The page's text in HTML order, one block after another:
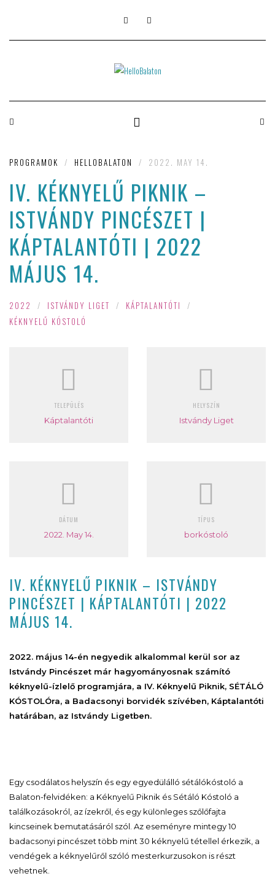
PROGRAMOK / HELLOBALATON / 2022. MAY 14.
IV. KÉKNYELŰ PIKNIK –
ISTVÁNDY PINCÉSZET |
KÁPTALANTÓTI | 2022
MÁJUS 14.
2022 / ISTVÁNDY LIGET / KÁPTALANTÓTI
/
KÉKNYELŰ KÓSTOLÓ
TELEPÜLÉS
Káptalantóti
HELYSZÍN
Istvándy Liget
DÁTUM
2022. May 14.
TÍPUS
borkóstoló
IV. KÉKNYELŰ PIKNIK – ISTVÁNDY
PINCÉSZET | KÁPTALANTÓTI | 2022
MÁJUS 14.
2022. május 14-én negyedik alkalommal kerül sor az
Istvándy Pincészet már hagyományosnak számító
kéknyelű-ízlelő programjára, a IV. Kéknyelű Piknik, SÉTÁLÓ
KÓSTOLÓra, a Badacsonyi borvidék szívében, Káptalantóti
határában, az Istvándy Ligetben.
Egy csodálatos helyszín és egy egyedülálló sétálókóstoló a
Balaton-felvidéken: a Kéknyelű Piknik és Sétáló Kóstoló a
találkozásokról, az ízekről, és egy különleges szőlőfajta
kincseinek bemutatásáról szól. Az eseményre mintegy 10
badacsonyi pincészet több mint 30 kéknyelű tétellel érkezik, a
vendégek a kéknyelűről szóló mesterkurzusokon is részt
vehetnek.